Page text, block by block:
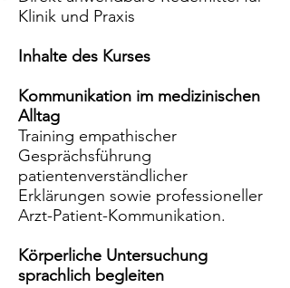
Klinik und Praxis
Inhalte des Kurses
Kommunikation im medizinischen
Alltag
Training empathischer
Gesprächsführung
patientenverständlicher
Erklärungen sowie professioneller
Arzt-Patient-Kommunikation.
Körperliche Untersuchung
sprachlich begleiten